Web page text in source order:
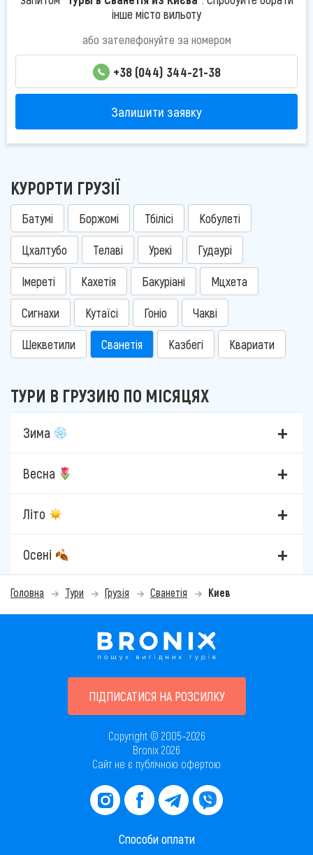
інше місто вильоту
або зателефонуйте за номером
+38 (044) 344-21-38
Залишити заявку
КУРОРТИ ГРУЗІЇ
Батумі Боржомі Тбілісі Кобулеті
Цхалтубо Телаві Урекі Гудаурі
Імереті Кахетія Бакуріані Мцхета
Сигнахи Кутаїсі Гоніо Чакві
Шекветили Сванетія Казбегі Квариати
ТУРИ В ГРУЗИЮ ПО МІСЯЦЯХ
Зима
Весна
Літо
Осені
Головна Тури Грузія Сванетія Киев
ПІДПИСАТИСЯ НА РОЗСИЛКУ
Copyright © 2005–2026
Bronix 2026
Сайт не є публічною офертою
Способи оплати